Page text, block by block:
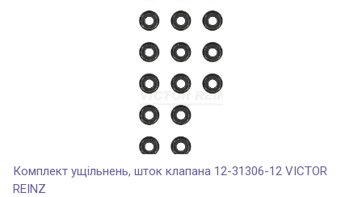
Комплект ущільнень, шток клапана 12-31306-12 VICTOR
REINZ